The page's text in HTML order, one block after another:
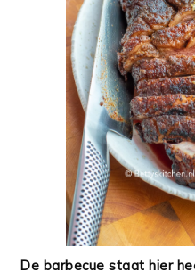
De barbecue staat hier